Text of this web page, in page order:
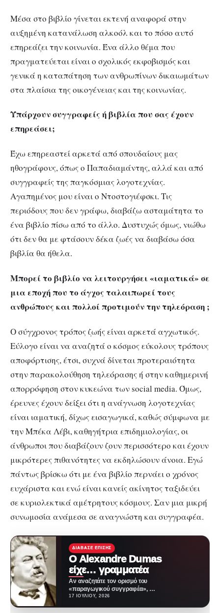
Μέσα στο βιβλίο γίνεται εκτενή αναφορά στην
αυξημένη κατανάλωση αλκοόλ και το πόσο αυτό
επηρεάζει την κοινωνία. Ένα άλλο θέμα που
πραγματεύεται είναι ο σχολικός εκφοβισμός και
γενικά η καταπάτηση των ανθρωπίνων δικαιωμάτων
στα πλαίσια της οικογένειας και της κοινωνίας.
Υπάρχουν συγγραφείς ή βιβλία που σας έχουν
επηρεάσει;
Έχω επηρεαστεί αρκετά από σπουδαίους μας
ηθογράφους, όπως ο Παπαδιαμάντης, αλλά και από
συγγραφείς της παγκόσμιας λογοτεχνίας.
Αγαπημένος μου είναι ο Ντοστογιέφσκι. Τις
περιόδους που δεν γράφω, διαβάζω ασταμάτητα το
ένα βιβλίο πίσω από το άλλο. Δυστυχώς όμως, νιώθω
ότι δεν θα με φτάσουν δέκα ζωές να διαβάσω όσα
βιβλία θα ήθελα.
Μπορεί το βιβλίο να λειτουργήσει «ιαματικά» σε
μια εποχή που το άγχος ταλαιπωρεί τους
ανθρώπους και πολλοί προτιμούν την τηλεόραση ;
Ο σύγχρονος τρόπος ζωής είναι αρκετά αγχωτικός.
Εύλογο είναι να αναζητά ο κόσμος εύκολους τρόπους
αποφόρτισης, έτσι, συχνά δίνεται προτεραιότητα
στην παρακολούθηση τηλεόρασης ή στην καθημερινή
απορρόφηση στον κυκεώνα των social media. Όμως,
έρευνες έχουν δείξει ότι η ανάγνωση λογοτεχνίας
είναι ιαματική, δίχως εισαγωγικά, καθώς σύμφωνα με
την Μπέκα Λέβι, καθηγήτρια επιδημιολογίας, οι
άνθρωποι που διαβάζουν ζουν περισσότερο και έχουν
μικρότερες πιθανότητες να εκδηλώσουν άνοια. Εγώ
πάντως βρίσκω ότι με ένα βιβλίο περνάει ο χρόνος
ευχάριστα και ενώ είναι κανείς ακίνητος ταξιδεύει
σε κυριολεκτικά αμέτρητους κόσμους. Σαν μια μικρή
συνωμοσία ανάμεσα σε αναγνώστη και συγγραφέα.
ΔΙΆΒΑΣΕ ΕΠΊΣΗΣ
Ο Alexandre Dumas
είχε… γραμματέα
Αν αναζητάτε τον ορισμό του
«παραγωγικού συγγραφέα», ο
Alexandre Dumas είναι η
17 ΙΟΥΛΊΟΥ, 2026